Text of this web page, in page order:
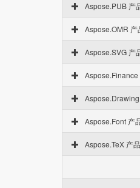
Aspose.PUB 产
Aspose.OMR 产
Aspose.SVG 产
Aspose.Finance
Aspose.Font 产
Aspose.TeX 产